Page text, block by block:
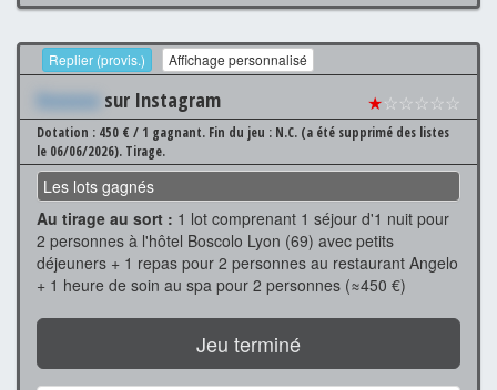
Replier (provis.) Affichage personnalisé
Xxxxxxx sur Instagram ★☆☆☆☆☆
Dotation : 450 € / 1 gagnant. Fin du jeu : N.C. (a été supprimé des listes
le 06/06/2026). Tirage.
Les lots gagnés
Au tirage au sort : 1 lot comprenant 1 séjour d'1 nuit pour
2 personnes à l'hôtel Boscolo Lyon (69) avec petits
déjeuners + 1 repas pour 2 personnes au restaurant Angelo
+ 1 heure de soin au spa pour 2 personnes (≈450 €)
Jeu terminé